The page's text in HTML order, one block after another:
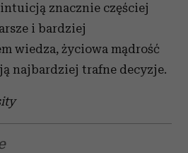
znacznie częściej
i bardziej
wiedza, życiowa mądrość
najbardziej trafne decyzje.